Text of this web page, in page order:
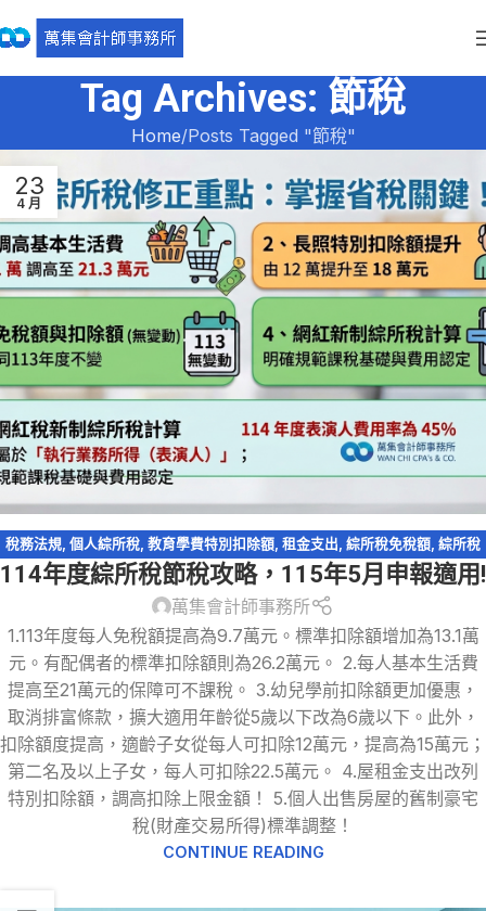
Tag Archives: 節稅
Home Posts Tagged "節稅"
23
4 月
稅務法規, 個人綜所稅, 教育學費特別扣除額, 租金支出, 綜所稅免稅額, 綜所稅
身心障礙扣除額,萬集快訊,薪資所得特別扣除額 輕鬆節稅,輕鬆節稅-綜所稅
114年度綜所稅節稅攻略，115年5月申報適用!
萬集會計師事務所
1.113年度每人免稅額提高為9.7萬元。標準扣除額增加為13.1萬
元。有配偶者的標準扣除額則為26.2萬元。 2.每人基本生活費
提高至21萬元的保障可不課稅。 3.幼兒學前扣除額更加優惠，
取消排富條款，擴大適用年齡從5歲以下改為6歲以下。此外，
扣除額度提高，適齡子女從每人可扣除12萬元，提高為15萬元；
第二名及以上子女，每人可扣除22.5萬元。 4.屋租金支出改列
特別扣除額，調高扣除上限金額！ 5.個人出售房屋的舊制豪宅
稅(財產交易所得)標準調整！
CONTINUE READING